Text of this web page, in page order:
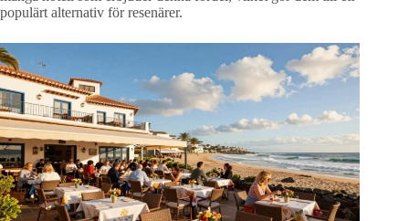
populärt alternativ för resenärer.